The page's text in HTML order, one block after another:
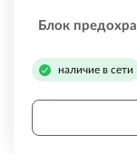
Блок
наличие в сети